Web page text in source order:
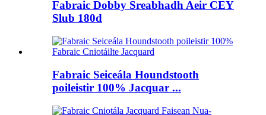
Fabraic Dobby Sreabhadh Aeir CEY
Slub 180d
Fabraic Seiceála Houndstooth
poileistir 100% Jacquar ...